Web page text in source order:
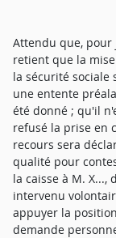
Attendu que,
retient que la
la sécurité sociale
une entente
été donné ; qu'il
refusé la prise en
recours sera
qualité pour
la caisse à M.
intervenu
appuyer la
demande